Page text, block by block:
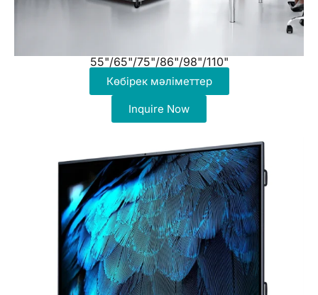
55"/65"/75"/86"/98"/110"
Көбірек мәліметтер
Inquire Now